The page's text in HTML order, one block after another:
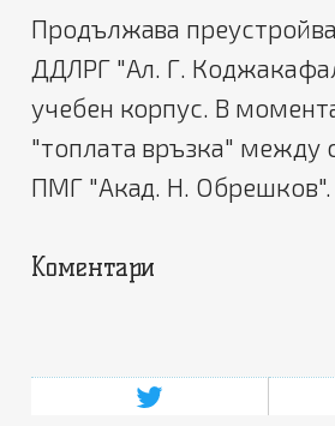
Продължава
ДДЛРГ "Ал. Г.
учебен корпус. В
"топлата връзка" между
ПМГ "Акад. Н. Обрешков".
Коментари